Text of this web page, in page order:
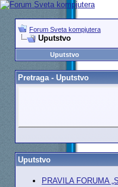
Forum Sveta kompjutera
Uputstvo
Uputstvo
Pretraga - Uputstvo
Uputstvo
PRAVILA FORUMA